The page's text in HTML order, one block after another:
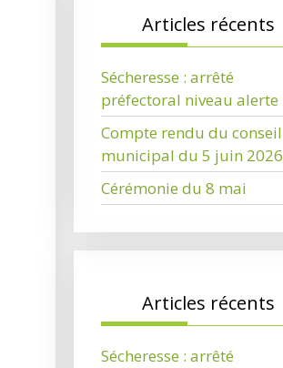
Articles récents
Sécheresse : arrêté
préfectoral niveau alerte
Compte rendu du conseil
municipal du 5 juin 2026
Cérémonie du 8 mai
Articles récents
Sécheresse : arrêté